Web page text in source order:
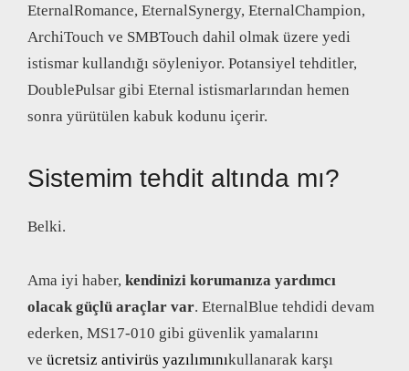
EternalRomance, EternalSynergy, EternalChampion,
ArchiTouch ve SMBTouch dahil olmak üzere yedi
istismar kullandığı söyleniyor. Potansiyel tehditler,
DoublePulsar gibi Eternal istismarlarından hemen
sonra yürütülen kabuk kodunu içerir.
Sistemim tehdit altında mı?
Belki.
Ama iyi haber, kendinizi korumanıza yardımcı
olacak güçlü araçlar var. EternalBlue tehdidi devam
ederken, MS17-010 gibi güvenlik yamalarını
ve ücretsiz antivirüs yazılımınıkullanarak karşı